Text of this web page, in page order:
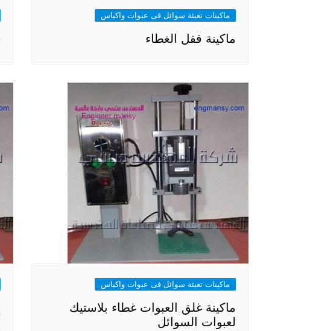
ماكينات تعبئة سوائل فى عبوات واكياس
ماكينة قفل الغطاء
ماكينات تعبئة سوائل فى عبوات واكياس
ماكينة غلق العبوات غطاء بلاستيك
لعبوات السوائل